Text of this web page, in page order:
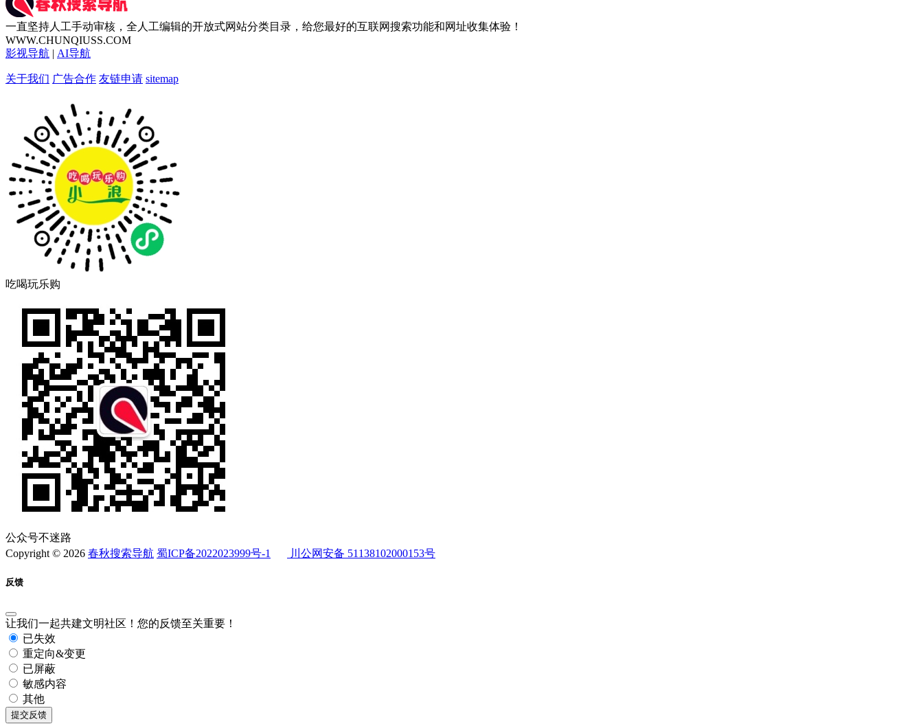
一直坚持人工手动审核，全人工编辑的开放式网站分类目录，给您最好的互联网搜索功能和网址收集体验！
WWW.CHUNQIUSS.COM
影视导航 | AI导航
关于我们 广告合作 友链申请 sitemap
吃喝玩乐购
公众号不迷路
Copyright © 2026 春秋搜索导航 蜀ICP备2022023999号-1 川公网安备 51138102000153号
反馈
让我们一起共建文明社区！您的反馈至关重要！
已失效
重定向&变更
已屏蔽
敏感内容
其他
提交反馈